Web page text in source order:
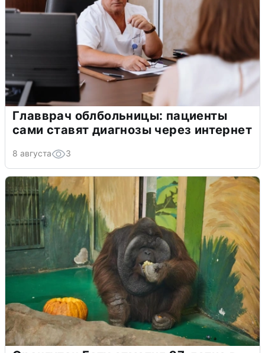
Главврач облбольницы: пациенты
сами ставят диагнозы через интернет
8 августа 3